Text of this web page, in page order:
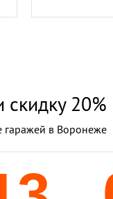
скидку 20%
гаражей в Воронеже